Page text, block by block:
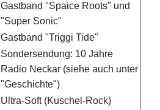
Gastband "Spaice Roots" und
"Super Sonic"
Gastband "Triggi Tide"
Sondersendung: 10 Jahre
Radio Neckar (siehe auch unter
"Geschichte")
Ultra-Soft (Kuschel-Rock)